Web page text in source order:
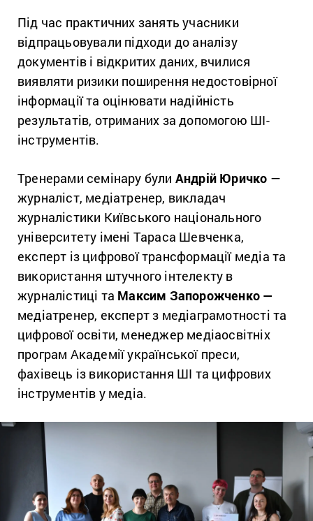
Під час практичних занять учасники
відпрацьовували підходи до аналізу
документів і відкритих даних, вчилися
виявляти ризики поширення недостовірної
інформації та оцінювати надійність
результатів, отриманих за допомогою ШІ-
інструментів.
Тренерами семінару були Андрій Юричко —
журналіст, медіатренер, викладач
журналістики Київського національного
університету імені Тараса Шевченка,
експерт із цифрової трансформації медіа та
використання штучного інтелекту в
журналістиці та Максим Запорожченко —
медіатренер, експерт з медіаграмотності та
цифрової освіти, менеджер медіаосвітніх
програм Академії української преси,
фахівець із використання ШІ та цифрових
інструментів у медіа.